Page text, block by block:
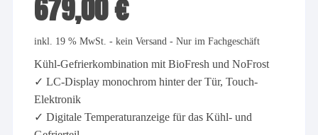
679,00€
inkl. 19 % MwSt. - kein Versand - Nur im Fachgeschäft
Kühl-Gefrierkombination mit BioFresh und NoFrost
✓ LC-Display monochrom hinter der Tür, Touch-
Elektronik
✓ Digitale Temperaturanzeige für das Kühl- und